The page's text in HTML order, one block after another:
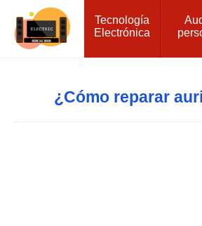
Tecnología
Electrónica
¿Cómo reparar